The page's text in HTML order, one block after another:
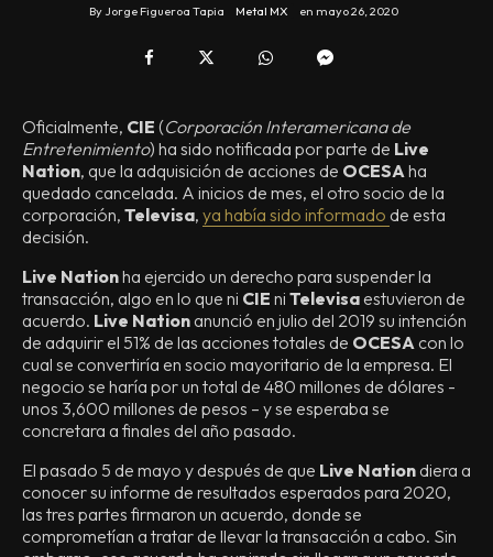
By Jorge Figueroa Tapia Metal MX en mayo 26, 2020
Oficialmente, CIE (Corporación Interamericana de
Entretenimiento) ha sido notificada por parte de Live
Nation, que la adquisición de acciones de OCESAha
quedado cancelada. A inicios de mes, el otro socio de la
corporación, Televisa, ya había sido informado de esta
decisión.
Live Nationha ejercido un derecho para suspender la
transacción, algo en lo que ni CIE ni Televisa estuvieron de
acuerdo. Live Nation anunció en julio del 2019 su intención
de adquirir el 51% de las acciones totales de OCESA con lo
cual se convertiría en socio mayoritario de la empresa. El
negocio se haría por un total de 480 millones de dólares -
unos 3,600 millones de pesos – y se esperaba se
concretara a finales del año pasado.
El pasado 5 de mayo y después de que Live Nation diera a
conocer su informe de resultados esperados para 2020,
las tres partes firmaron un acuerdo, donde se
comprometían a tratar de llevar la transacción a cabo. Sin